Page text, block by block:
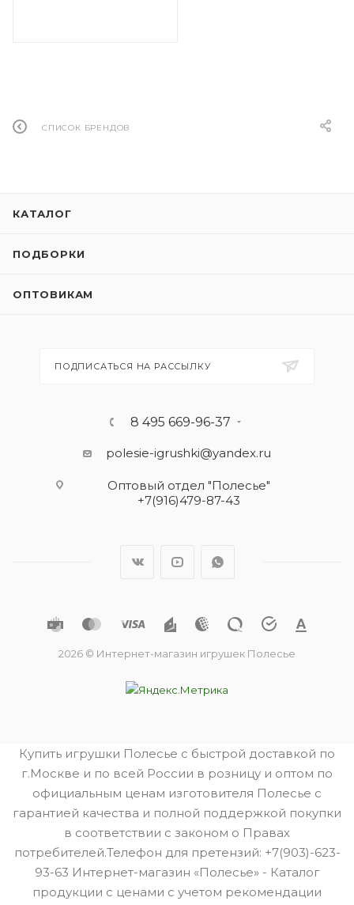
СПИСОК БРЕНДОВ
КАТАЛОГ
ПОДБОРКИ
ОПТОВИКАМ
ПОДПИСАТЬСЯ НА РАССЫЛКУ
8 495 669-96-37
polesie-igrushki@yandex.ru
Оптовый отдел "Полесье"
+7(916)479-87-43
2026 © Интернет-магазин игрушек Полесье
Купить игрушки Полесье с быстрой доставкой по
г.Москве и по всей России в розницу и оптом по
официальным ценам изготовителя Полесье с
гарантией качества и полной поддержкой покупки
в соответствии с законом о Правах
потребителей.Телефон для претензий: +7(903)-623-
93-63 Интернет-магазин «Полесье» - Каталог
продукции с ценами с учетом рекомендации